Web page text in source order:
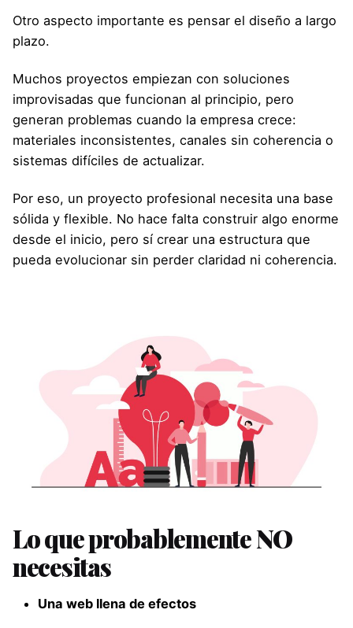
Otro aspecto importante es pensar el diseño a largo
plazo.
Muchos proyectos empiezan con soluciones
improvisadas que funcionan al principio, pero
generan problemas cuando la empresa crece:
materiales inconsistentes, canales sin coherencia o
sistemas difíciles de actualizar.
Por eso, un proyecto profesional necesita una base
sólida y flexible. No hace falta construir algo enorme
desde el inicio, pero sí crear una estructura que
pueda evolucionar sin perder claridad ni coherencia.
Lo que probablemente NO
necesitas
Una web llena de efectos